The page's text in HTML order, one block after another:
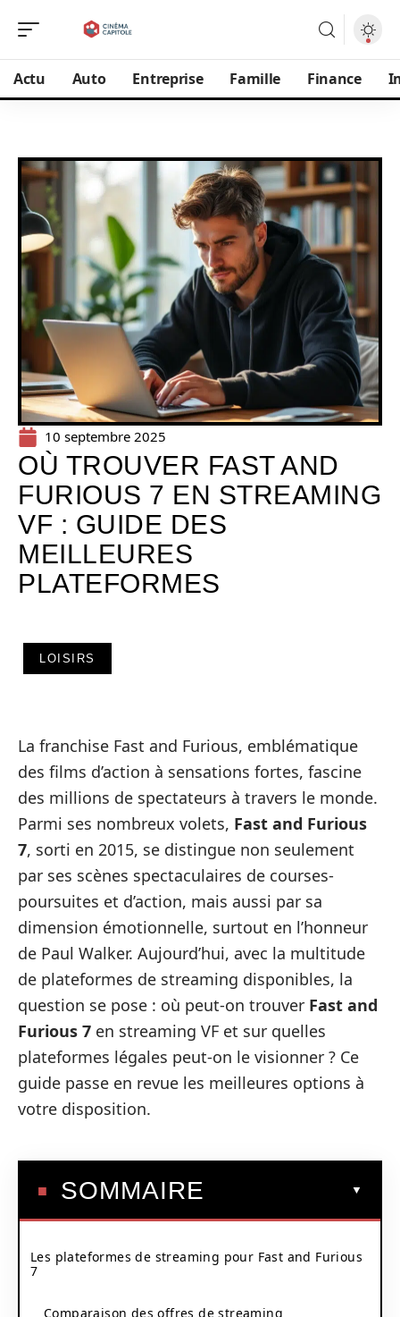
Actu Auto Entreprise Famille Finance
10 septembre 2025
OÙ TROUVER FAST AND
FURIOUS 7 EN STREAMING
VF : GUIDE DES
MEILLEURES
PLATEFORMES
LOISIRS
La franchise Fast and Furious, emblématique
des films d’action à sensations fortes, fascine
des millions de spectateurs à travers le monde.
Parmi ses nombreux volets, Fast and Furious
7, sorti en 2015, se distingue non seulement
par ses scènes spectaculaires de courses-
poursuites et d’action, mais aussi par sa
dimension émotionnelle, surtout en l’honneur
de Paul Walker. Aujourd’hui, avec la multitude
de plateformes de streaming disponibles, la
question se pose : où peut-on trouver Fast and
Furious 7 en streaming VF et sur quelles
plateformes légales peut-on le visionner ? Ce
guide passe en revue les meilleures options à
votre disposition.
SOMMAIRE
Les plateformes de streaming pour Fast and Furious
7
Comparaison des offres de streaming